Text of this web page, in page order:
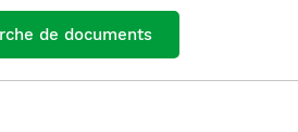
de documents